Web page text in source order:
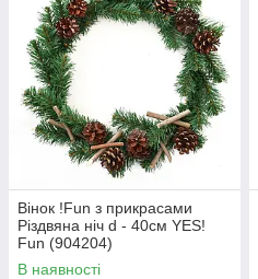
Вінок !Fun з прикрасами
Різдвяна ніч d - 40см YES!
Fun (904204)
В наявності